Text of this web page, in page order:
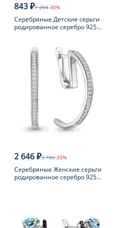
843 ₽1 204-30%
Серебряные Детские серьги
родированное серебро 925
2 646 ₽3 780-30%
Серебряные Женские серьги
родированное серебро 925